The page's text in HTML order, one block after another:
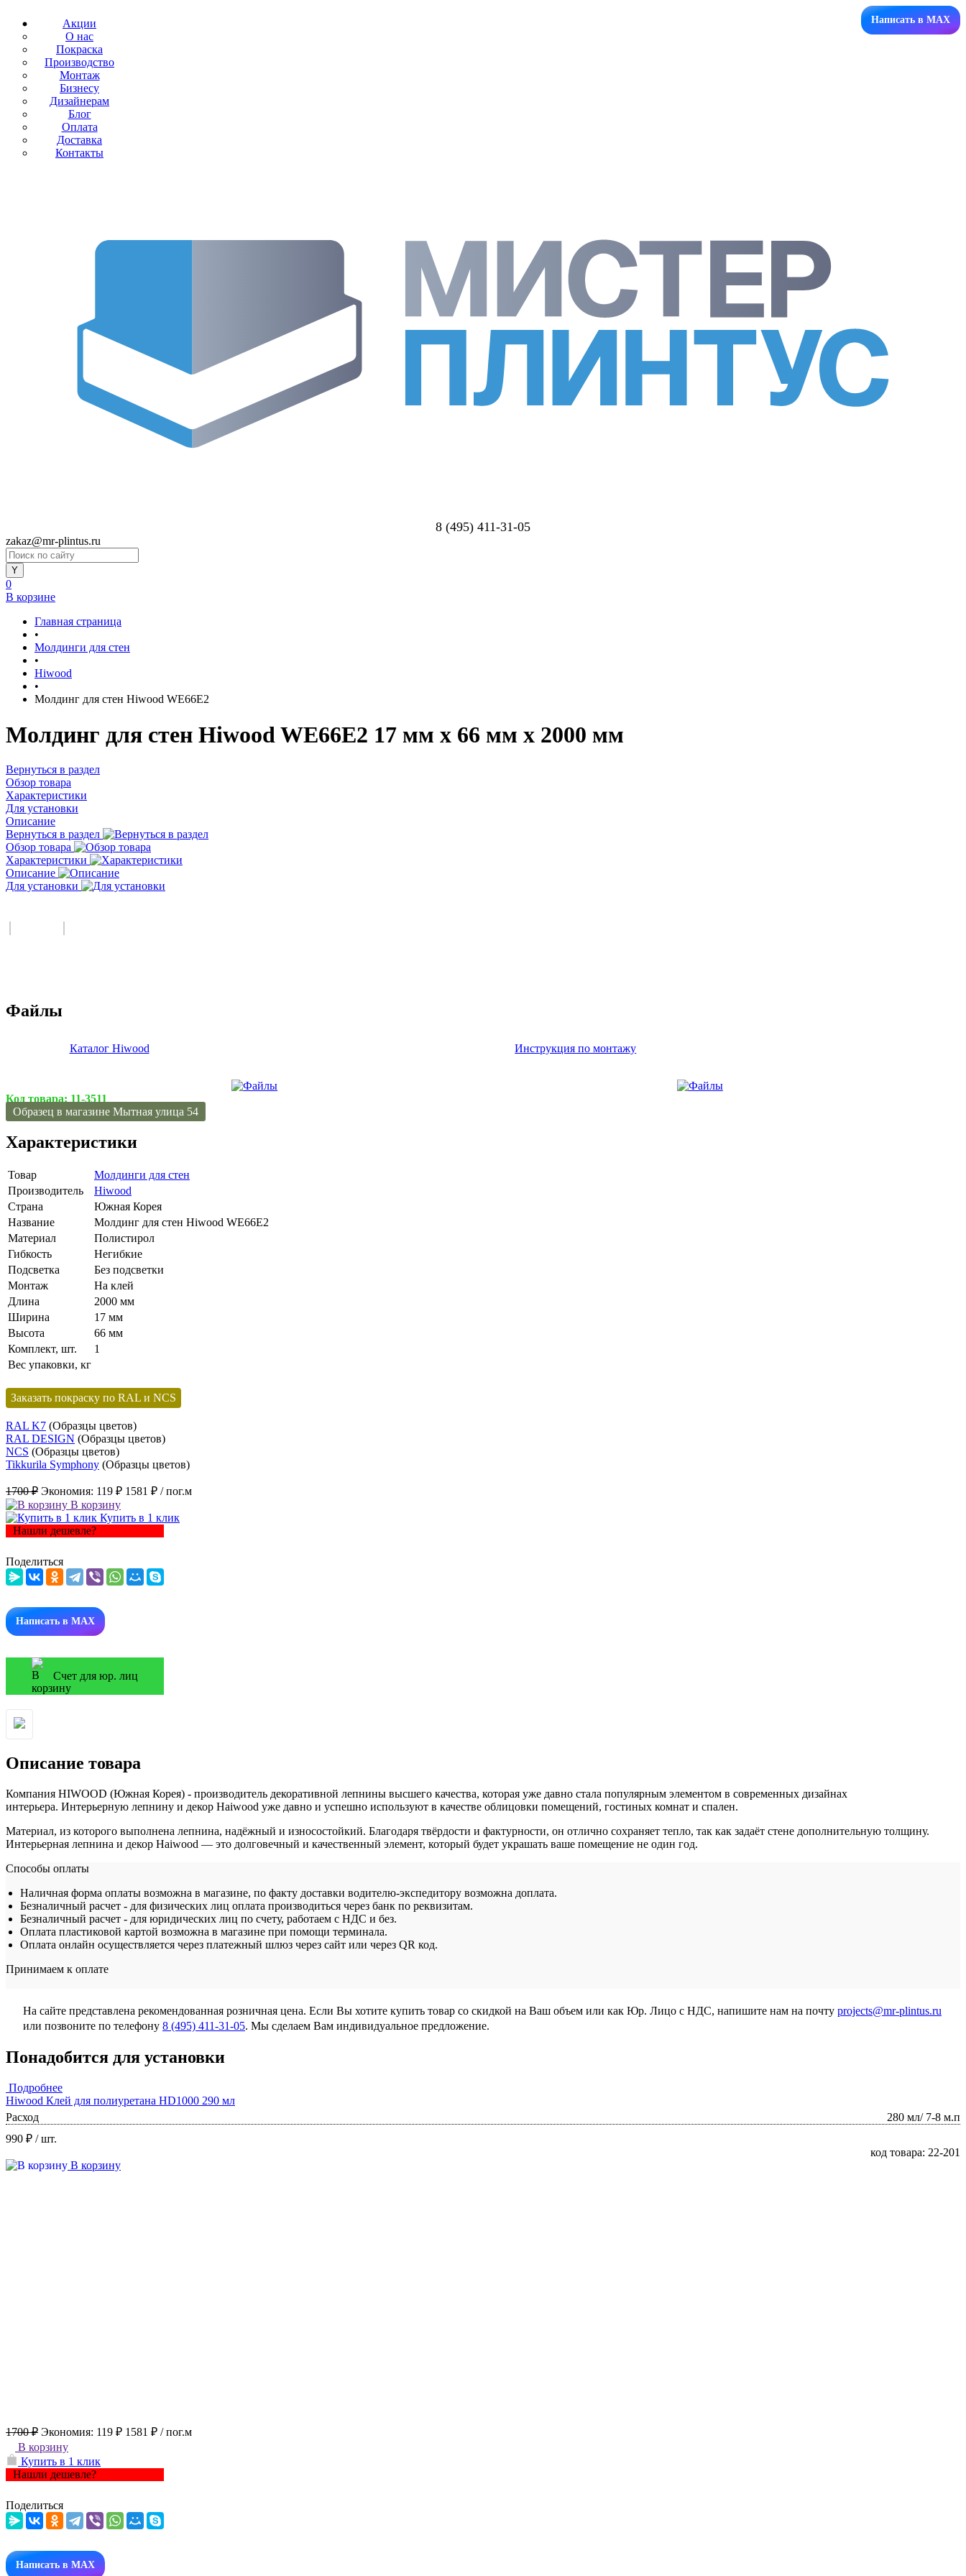
Акции
О нас
Покраска
Производство
Монтаж
Бизнесу
Дизайнерам
Блог
Оплата
Доставка
Контакты
Написать в MAX
8 (495) 411-31-05
zakaz@mr-plintus.ru
0
В корзине
Главная страница
•
Молдинги для стен
•
Hiwood
•
Молдинг для стен Hiwood WE66E2
Молдинг для стен Hiwood WE66E2 17 мм х 66 мм х 2000 мм
Вернуться в раздел
Обзор товара
Характеристики
Для установки
Описание
Вернуться в раздел
Обзор товара
Характеристики
Описание
Для установки
Файлы
Каталог Hiwood Инструкция по монтажу
Код товара: 11-3511
Образец в магазине Мытная улица 54
Характеристики
Товар
Молдинги для стен
Производитель
Hiwood
Страна
Южная Корея
Название
Молдинг для стен Hiwood WE66E2
Материал
Полистирол
Гибкость
Негибкие
Подсветка
Без подсветки
Монтаж
На клей
Длина
2000 мм
Ширина
17 мм
Высота
66 мм
Комплект, шт.
1
Вес упаковки, кг
Заказать покраску по RAL и NCS
RAL K7 (Образцы цветов)
RAL DESIGN (Образцы цветов)
NCS (Образцы цветов)
Tikkurila Symphony (Образцы цветов)
1700 ₽ Экономия: 119 ₽ 1581 ₽ / пог.м
В корзину
Купить в 1 клик
Нашли дешевле?
Поделиться
Написать в MAX
Счет для юр. лиц
Описание товара
Компания HIWOOD (Южная Корея) - производитель декоративной лепнины высшего качества, которая уже давно стала популярным элементом в современных дизайнах
интерьера. Интерьерную лепнину и декор Haiwood уже давно и успешно используют в качестве облицовки помещений, гостиных комнат и спален.
Материал, из которого выполнена лепнина, надёжный и износостойкий. Благодаря твёрдости и фактурности, он отлично сохраняет тепло, так как задаёт стене дополнительную толщину.
Интерьерная лепнина и декор Haiwood — это долговечный и качественный элемент, который будет украшать ваше помещение не один год.
Способы оплаты
Наличная форма оплаты возможна в магазине, по факту доставки водителю-экспедитору возможна доплата.
Безналичный расчет - для физических лиц оплата производиться через банк по реквизитам.
Безналичный расчет - для юридических лиц по счету, работаем с НДС и без.
Оплата пластиковой картой возможна в магазине при помощи терминала.
Оплата онлайн осуществляется через платежный шлюз через сайт или через QR код.
Принимаем к оплате
На сайте представлена рекомендованная розничная цена. Если Вы хотите купить товар со скидкой на Ваш объем или как Юр. Лицо с НДС, напишите нам на почту projects@mr-plintus.ru
или позвоните по телефону 8 (495) 411-31-05. Мы сделаем Вам индивидуальное предложение.
Понадобится для установки
Подробнее
Hiwood Клей для полиуретана HD1000 290 мл
Расход
280 мл/ 7-8 м.п
990 ₽ / шт.
код товара: 22-201
В корзину
1700 ₽ Экономия: 119 ₽ 1581 ₽ / пог.м
В корзину
Купить в 1 клик
Нашли дешевле?
Поделиться
Написать в MAX